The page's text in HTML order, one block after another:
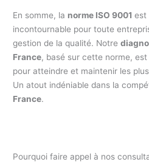
En somme, la norme ISO 9001est
incontournable pour toute
gestion de la qualité. Notre
France, basé sur cette norme,
pour atteindre et maintenir les
Un atout indéniable dans la
France.
Pourquoi faire appel à nos